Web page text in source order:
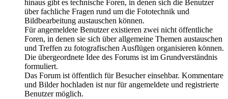
hinaus gibt es technische Foren, in denen sich die Benutzer
über fachliche Fragen rund um die Fototechnik und
Bildbearbeitung austauschen können.
Für angemeldete Benutzer existieren zwei nicht öffentliche
Foren, in denen sie sich über allgemeine Themen austauschen
und Treffen zu fotografischen Ausflügen organisieren können.
Die übergeordnete Idee des Forums ist im Grundverständnis
formuliert.
Das Forum ist öffentlich für Besucher einsehbar. Kommentare
und Bilder hochladen ist nur für angemeldete und registrierte
Benutzer möglich.